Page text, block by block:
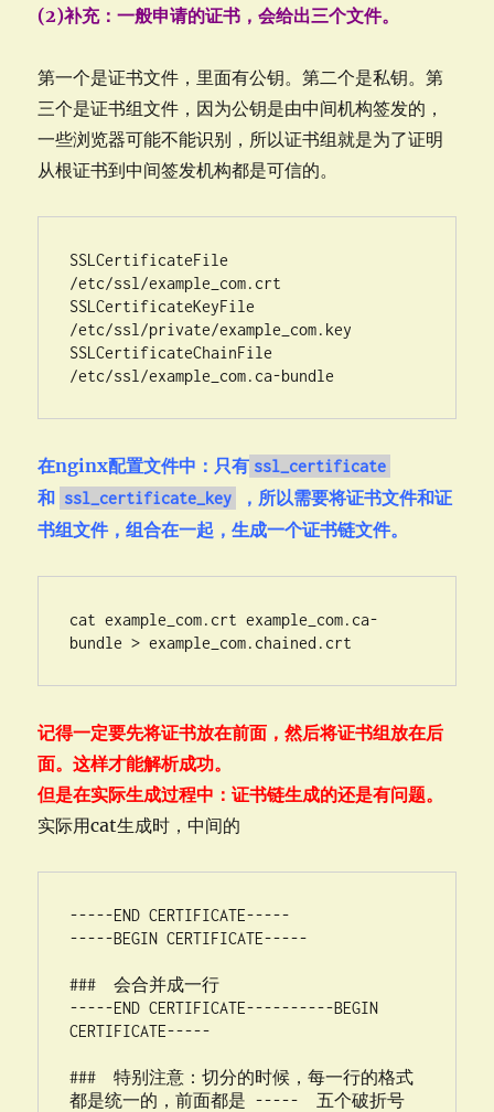
(2)补充：一般申请的证书，会给出三个文件。
第一个是证书文件，里面有公钥。第二个是私钥。第
三个是证书组文件，因为公钥是由中间机构签发的，
一些浏览器可能不能识别，所以证书组就是为了证明
从根证书到中间签发机构都是可信的。
SSLCertificateFile
/etc/ssl/example_com.crt
SSLCertificateKeyFile
/etc/ssl/private/example_com.key
SSLCertificateChainFile
/etc/ssl/example_com.ca-bundle
在nginx配置文件中：只有 ssl_certificate
和 ssl_certificate_key
，所以需要将证书文件和证
书组文件，组合在一起，生成一个证书链文件。
cat example_com.crt example_com.ca-
bundle > example_com.chained.crt
记得一定要先将证书放在前面，然后将证书组放在后
面。这样才能解析成功。
但是在实际生成过程中：证书链生成的还是有问题。
实际用cat生成时，中间的
-----END CERTIFICATE-----
-----BEGIN CERTIFICATE-----
###  会合并成一行
-----END CERTIFICATE----------BEGIN
CERTIFICATE-----
###  特别注意：切分的时候，每一行的格式
都是统一的，前面都是 -----  五个破折号